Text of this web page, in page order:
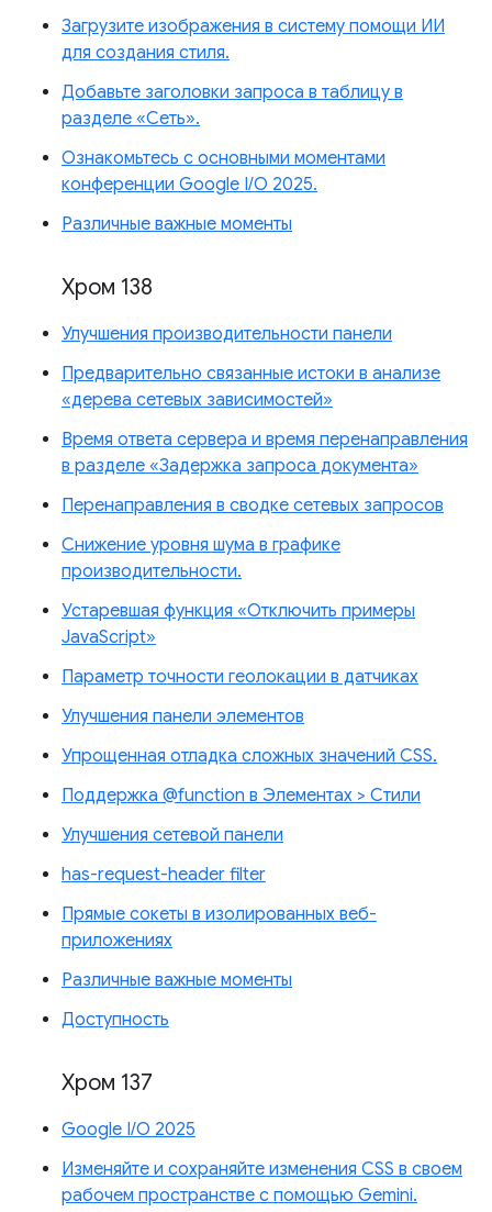
Загрузите изображения в систему помощи ИИ
для создания стиля.
Добавьте заголовки запроса в таблицу в
разделе «Сеть».
Ознакомьтесь с основными моментами
конференции Google I/O 2025.
Различные важные моменты
Хром 138
Улучшения производительности панели
Предварительно связанные истоки в анализе
«дерева сетевых зависимостей»
Время ответа сервера и время перенаправления
в разделе «Задержка запроса документа»
Перенаправления в сводке сетевых запросов
Снижение уровня шума в графике
производительности.
Устаревшая функция «Отключить примеры
JavaScript»
Параметр точности геолокации в датчиках
Улучшения панели элементов
Упрощенная отладка сложных значений CSS.
Поддержка @function в Элементах > Стили
Улучшения сетевой панели
has-request-header filter
Прямые сокеты в изолированных веб-
приложениях
Различные важные моменты
Доступность
Хром 137
Google I/O 2025
Изменяйте и сохраняйте изменения CSS в своем
рабочем пространстве с помощью Gemini.